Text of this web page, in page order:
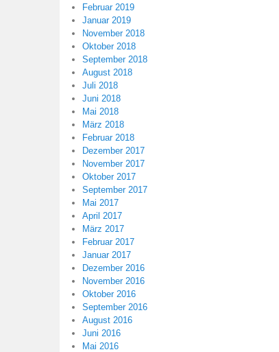
Februar 2019
Januar 2019
November 2018
Oktober 2018
September 2018
August 2018
Juli 2018
Juni 2018
Mai 2018
März 2018
Februar 2018
Dezember 2017
November 2017
Oktober 2017
September 2017
Mai 2017
April 2017
März 2017
Februar 2017
Januar 2017
Dezember 2016
November 2016
Oktober 2016
September 2016
August 2016
Juni 2016
Mai 2016